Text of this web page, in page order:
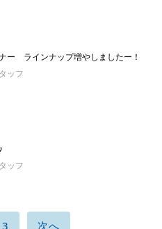
ー ラインナップ増やしましたー！
ッフ
ッフ
3 次へ